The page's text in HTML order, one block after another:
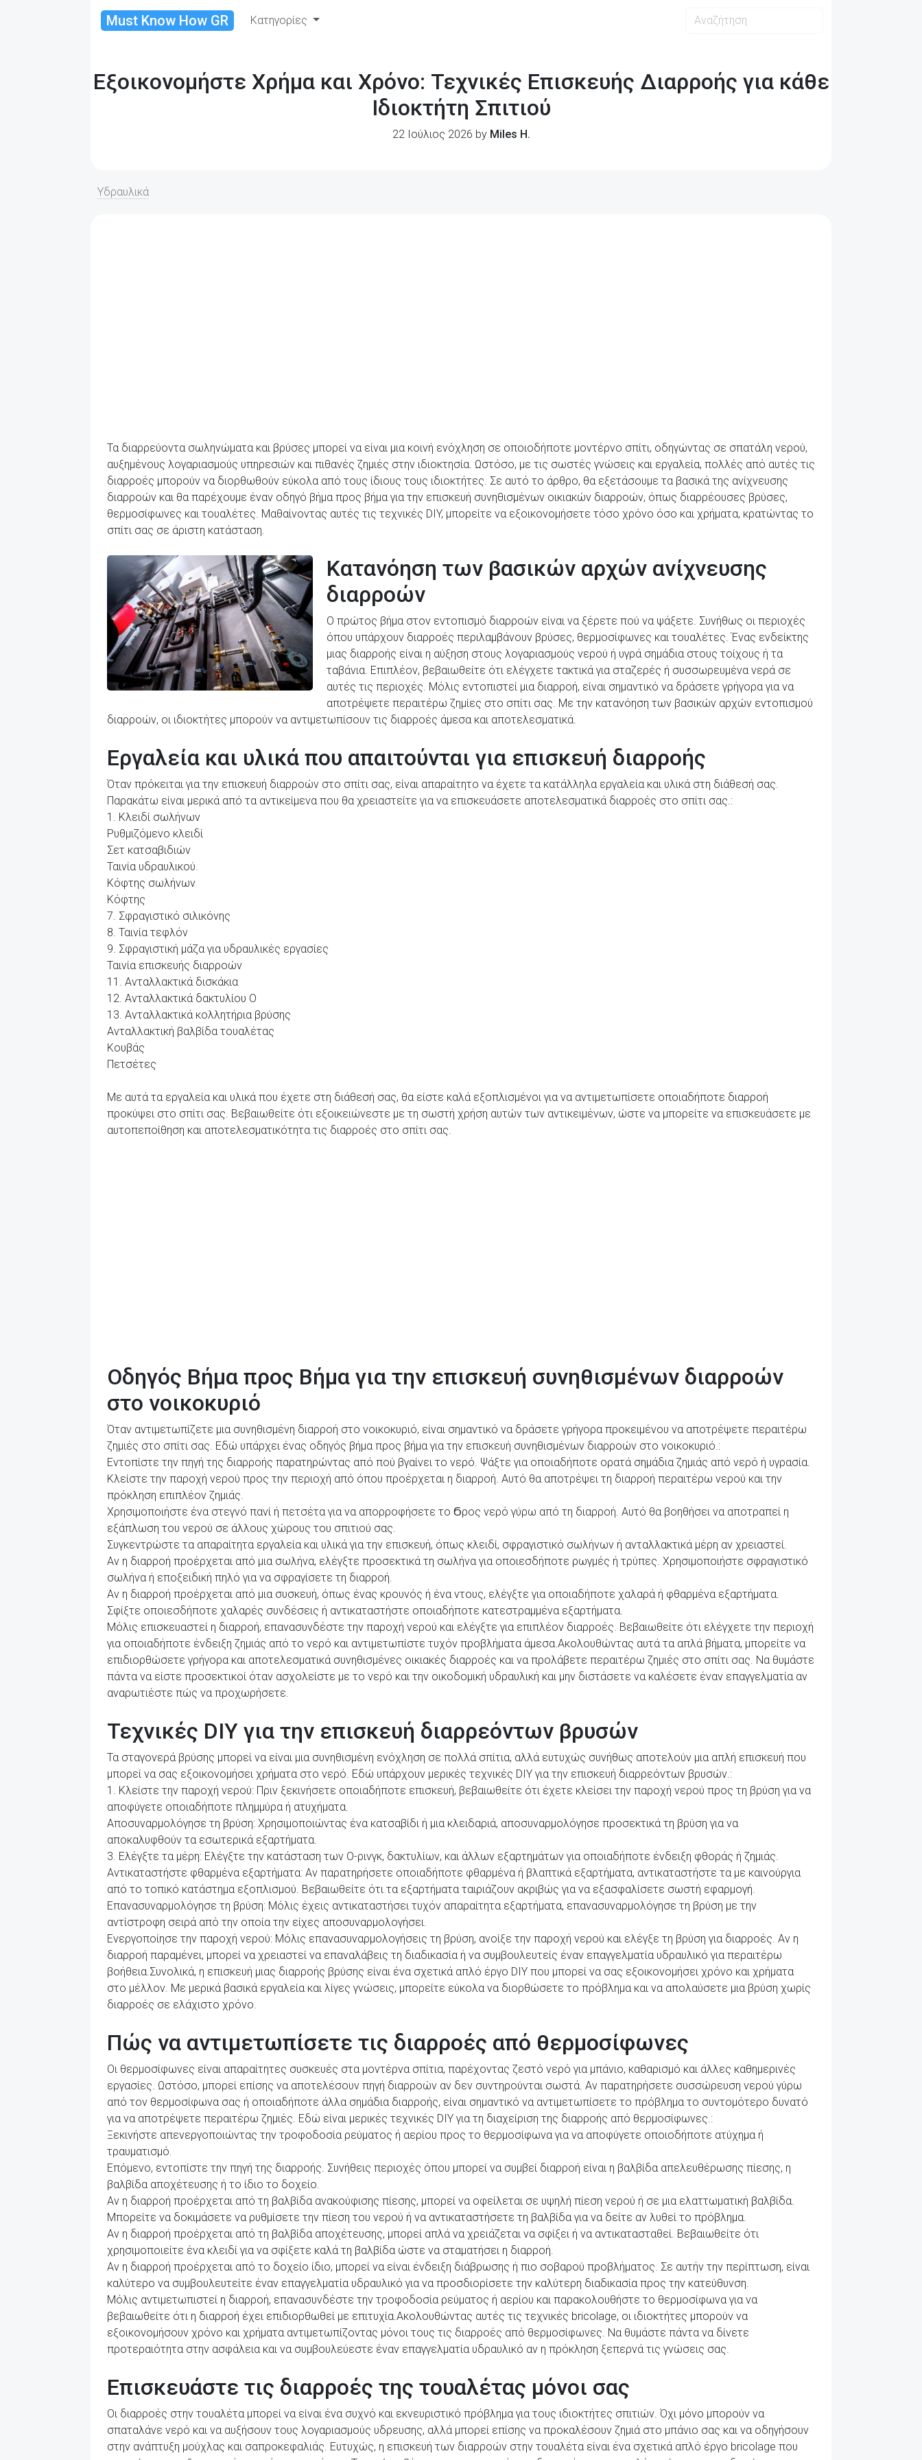
Must Know How GR Κατηγορίες
Εξοικονομήστε Χρήμα και Χρόνο: Τεχνικές Επισκευής Διαρροής για κάθε
Ιδιοκτήτη Σπιτιού
22 Ιούλιος 2026 by Miles H.
Υδραυλικά
Τα διαρρεύοντα σωληνώματα και βρύσες μπορεί να είναι μια κοινή ενόχληση σε οποιοδήποτε μοντέρνο σπίτι, οδηγώντας σε σπατάλη νερού,
αυξημένους λογαριασμούς υπηρεσιών και πιθανές ζημιές στην ιδιοκτησία. Ωστόσο, με τις σωστές γνώσεις και εργαλεία, πολλές από αυτές τις
διαρροές μπορούν να διορθωθούν εύκολα από τους ίδιους τους ιδιοκτήτες. Σε αυτό το άρθρο, θα εξετάσουμε τα βασικά της ανίχνευσης
διαρροών και θα παρέχουμε έναν οδηγό βήμα προς βήμα για την επισκευή συνηθισμένων οικιακών διαρροών, όπως διαρρέουσες βρύσες,
θερμοσίφωνες και τουαλέτες. Μαθαίνοντας αυτές τις τεχνικές DIY, μπορείτε να εξοικονομήσετε τόσο χρόνο όσο και χρήματα, κρατώντας το
σπίτι σας σε άριστη κατάσταση.
Κατανόηση των βασικών αρχών ανίχνευσης
διαρροών
Ο πρώτος βήμα στον εντοπισμό διαρροών είναι να ξέρετε πού να ψάξετε. Συνήθως οι περιοχές
όπου υπάρχουν διαρροές περιλαμβάνουν βρύσες, θερμοσίφωνες και τουαλέτες. Ένας ενδείκτης
μιας διαρροής είναι η αύξηση στους λογαριασμούς νερού ή υγρά σημάδια στους τοίχους ή τα
ταβάνια. Επιπλέον, βεβαιωθείτε ότι ελέγχετε τακτικά για σταζερές ή συσσωρευμένα νερά σε
αυτές τις περιοχές. Μόλις εντοπιστεί μια διαρροή, είναι σημαντικό να δράσετε γρήγορα για να
αποτρέψετε περαιτέρω ζημίες στο σπίτι σας. Με την κατανόηση των βασικών αρχών εντοπισμού
διαρροών, οι ιδιοκτήτες μπορούν να αντιμετωπίσουν τις διαρροές άμεσα και αποτελεσματικά.
Εργαλεία και υλικά που απαιτούνται για επισκευή διαρροής
Όταν πρόκειται για την επισκευή διαρροών στο σπίτι σας, είναι απαραίτητο να έχετε τα κατάλληλα εργαλεία και υλικά στη διάθεσή σας.
Παρακάτω είναι μερικά από τα αντικείμενα που θα χρειαστείτε για να επισκευάσετε αποτελεσματικά διαρροές στο σπίτι σας.:
1. Κλειδί σωλήνων
Ρυθμιζόμενο κλειδί
Σετ κατσαβιδιών
Ταινία υδραυλικού.
Κόφτης σωλήνων
Κόφτης
7. Σφραγιστικό σιλικόνης
8. Ταινία τεφλόν
9. Σφραγιστική μάζα για υδραυλικές εργασίες
Ταινία επισκευής διαρροών
11. Ανταλλακτικά δισκάκια
12. Ανταλλακτικά δακτυλίου O
13. Ανταλλακτικά κολλητήρια βρύσης
Ανταλλακτική βαλβίδα τουαλέτας
Κουβάς
Πετσέτες
Με αυτά τα εργαλεία και υλικά που έχετε στη διάθεσή σας, θα είστε καλά εξοπλισμένοι για να αντιμετωπίσετε οποιαδήποτε διαρροή
προκύψει στο σπίτι σας. Βεβαιωθείτε ότι εξοικειώνεστε με τη σωστή χρήση αυτών των αντικειμένων, ώστε να μπορείτε να επισκευάσετε με
αυτοπεποίθηση και αποτελεσματικότητα τις διαρροές στο σπίτι σας.
Οδηγός Βήμα προς Βήμα για την επισκευή συνηθισμένων διαρροών
στο νοικοκυριό
Όταν αντιμετωπίζετε μια συνηθισμένη διαρροή στο νοικοκυριό, είναι σημαντικό να δράσετε γρήγορα προκειμένου να αποτρέψετε περαιτέρω
ζημιές στο σπίτι σας. Εδώ υπάρχει ένας οδηγός βήμα προς βήμα για την επισκευή συνηθισμένων διαρροών στο νοικοκυριό.:
Εντοπίστε την πηγή της διαρροής παρατηρώντας από πού βγαίνει το νερό. Ψάξτε για οποιαδήποτε ορατά σημάδια ζημιάς από νερό ή υγρασία.
Κλείστε την παροχή νερού προς την περιοχή από όπου προέρχεται η διαρροή. Αυτό θα αποτρέψει τη διαρροή περαιτέρω νερού και την
πρόκληση επιπλέον ζημιάς.
Χρησιμοποιήστε ένα στεγνό πανί ή πετσέτα για να απορροφήσετε το Ϭρος νερό γύρω από τη διαρροή. Αυτό θα βοηθήσει να αποτραπεί η
εξάπλωση του νερού σε άλλους χώρους του σπιτιού σας.
Συγκεντρώστε τα απαραίτητα εργαλεία και υλικά για την επισκευή, όπως κλειδί, σφραγιστικό σωλήνων ή ανταλλακτικά μέρη αν χρειαστεί.
Αν η διαρροή προέρχεται από μια σωλήνα, ελέγξτε προσεκτικά τη σωλήνα για οποιεσδήποτε ρωγμές ή τρύπες. Χρησιμοποιήστε σφραγιστικό
σωλήνα ή εποξειδική πηλό για να σφραγίσετε τη διαρροή.
Αν η διαρροή προέρχεται από μια συσκευή, όπως ένας κρουνός ή ένα ντους, ελέγξτε για οποιαδήποτε χαλαρά ή φθαρμένα εξαρτήματα.
Σφίξτε οποιεσδήποτε χαλαρές συνδέσεις ή αντικαταστήστε οποιαδήποτε κατεστραμμένα εξαρτήματα.
Μόλις επισκευαστεί η διαρροή, επανασυνδέστε την παροχή νερού και ελέγξτε για επιπλέον διαρροές. Βεβαιωθείτε ότι ελέγχετε την περιοχή
για οποιαδήποτε ένδειξη ζημιάς από το νερό και αντιμετωπίστε τυχόν προβλήματα άμεσα.Ακολουθώντας αυτά τα απλά βήματα, μπορείτε να
επιδιορθώσετε γρήγορα και αποτελεσματικά συνηθισμένες οικιακές διαρροές και να προλάβετε περαιτέρω ζημιές στο σπίτι σας. Να θυμάστε
πάντα να είστε προσεκτικοί όταν ασχολείστε με το νερό και την οικοδομική υδραυλική και μην διστάσετε να καλέσετε έναν επαγγελματία αν
αναρωτιέστε πώς να προχωρήσετε.
Τεχνικές DIY για την επισκευή διαρρεόντων βρυσών
Τα σταγονερά βρύσης μπορεί να είναι μια συνηθισμένη ενόχληση σε πολλά σπίτια, αλλά ευτυχώς συνήθως αποτελούν μια απλή επισκευή που
μπορεί να σας εξοικονομήσει χρήματα στο νερό. Εδώ υπάρχουν μερικές τεχνικές DIY για την επισκευή διαρρεόντων βρυσών.:
1. Κλείστε την παροχή νερού: Πριν ξεκινήσετε οποιαδήποτε επισκευή, βεβαιωθείτε ότι έχετε κλείσει την παροχή νερού προς τη βρύση για να
αποφύγετε οποιαδήποτε πλημμύρα ή ατυχήματα.
Αποσυναρμολόγησε τη βρύση: Χρησιμοποιώντας ένα κατσαβίδι ή μια κλειδαριά, αποσυναρμολόγησε προσεκτικά τη βρύση για να
αποκαλυφθούν τα εσωτερικά εξαρτήματα.
3. Ελέγξτε τα μέρη: Ελέγξτε την κατάσταση των O-ρινγκ, δακτυλίων, και άλλων εξαρτημάτων για οποιαδήποτε ένδειξη φθοράς ή ζημιάς.
Αντικαταστήστε φθαρμένα εξαρτήματα: Αν παρατηρήσετε οποιαδήποτε φθαρμένα ή βλαπτικά εξαρτήματα, αντικαταστήστε τα με καινούργια
από το τοπικό κατάστημα εξοπλισμού. Βεβαιωθείτε ότι τα εξαρτήματα ταιριάζουν ακριβώς για να εξασφαλίσετε σωστή εφαρμογή.
Επανασυναρμολόγησε τη βρύση: Μόλις έχεις αντικαταστήσει τυχόν απαραίτητα εξαρτήματα, επανασυναρμολόγησε τη βρύση με την
αντίστροφη σειρά από την οποία την είχες αποσυναρμολογήσει.
Ενεργοποίησε την παροχή νερού: Μόλις επανασυναρμολογήσεις τη βρύση, ανοίξε την παροχή νερού και ελέγξε τη βρύση για διαρροές. Αν η
διαρροή παραμένει, μπορεί να χρειαστεί να επαναλάβεις τη διαδικασία ή να συμβουλευτείς έναν επαγγελματία υδραυλικό για περαιτέρω
βοήθεια.Συνολικά, η επισκευή μιας διαρροής βρύσης είναι ένα σχετικά απλό έργο DIY που μπορεί να σας εξοικονομήσει χρόνο και χρήματα
στο μέλλον. Με μερικά βασικά εργαλεία και λίγες γνώσεις, μπορείτε εύκολα να διορθώσετε το πρόβλημα και να απολαύσετε μια βρύση χωρίς
διαρροές σε ελάχιστο χρόνο.
Πώς να αντιμετωπίσετε τις διαρροές από θερμοσίφωνες
Οι θερμοσίφωνες είναι απαραίτητες συσκευές στα μοντέρνα σπίτια, παρέχοντας ζεστό νερό για μπάνιο, καθαρισμό και άλλες καθημερινές
εργασίες. Ωστόσο, μπορεί επίσης να αποτελέσουν πηγή διαρροών αν δεν συντηρούνται σωστά. Αν παρατηρήσετε συσσώρευση νερού γύρω
από τον θερμοσίφωνα σας ή οποιαδήποτε άλλα σημάδια διαρροής, είναι σημαντικό να αντιμετωπίσετε το πρόβλημα το συντομότερο δυνατό
για να αποτρέψετε περαιτέρω ζημιές. Εδώ είναι μερικές τεχνικές DIY για τη διαχείριση της διαρροής από θερμοσίφωνες.:
Ξεκινήστε απενεργοποιώντας την τροφοδοσία ρεύματος ή αερίου προς το θερμοσίφωνα για να αποφύγετε οποιοδήποτε ατύχημα ή
τραυματισμό.
Επόμενο, εντοπίστε την πηγή της διαρροής. Συνήθεις περιοχές όπου μπορεί να συμβεί διαρροή είναι η βαλβίδα απελευθέρωσης πίεσης, η
βαλβίδα αποχέτευσης ή το ίδιο το δοχείο.
Αν η διαρροή προέρχεται από τη βαλβίδα ανακούφισης πίεσης, μπορεί να οφείλεται σε υψηλή πίεση νερού ή σε μια ελαττωματική βαλβίδα.
Μπορείτε να δοκιμάσετε να ρυθμίσετε την πίεση του νερού ή να αντικαταστήσετε τη βαλβίδα για να δείτε αν λυθεί το πρόβλημα.
Αν η διαρροή προέρχεται από τη βαλβίδα αποχέτευσης, μπορεί απλά να χρειάζεται να σφίξει ή να αντικατασταθεί. Βεβαιωθείτε ότι
χρησιμοποιείτε ένα κλειδί για να σφίξετε καλά τη βαλβίδα ώστε να σταματήσει η διαρροή.
Αν η διαρροή προέρχεται από το δοχείο ίδιο, μπορεί να είναι ένδειξη διάβρωσης ή πιο σοβαρού προβλήματος. Σε αυτήν την περίπτωση, είναι
καλύτερο να συμβουλευτείτε έναν επαγγελματία υδραυλικό για να προσδιορίσετε την καλύτερη διαδικασία προς την κατεύθυνση.
Μόλις αντιμετωπιστεί η διαρροή, επανασυνδέστε την τροφοδοσία ρεύματος ή αερίου και παρακολουθήστε το θερμοσίφωνα για να
βεβαιωθείτε ότι η διαρροή έχει επιδιορθωθεί με επιτυχία.Ακολουθώντας αυτές τις τεχνικές bricolage, οι ιδιοκτήτες μπορούν να
εξοικονομήσουν χρόνο και χρήματα αντιμετωπίζοντας μόνοι τους τις διαρροές από θερμοσίφωνες. Να θυμάστε πάντα να δίνετε
προτεραιότητα στην ασφάλεια και να συμβουλεύεστε έναν επαγγελματία υδραυλικό αν η πρόκληση ξεπερνά τις γνώσεις σας.
Επισκευάστε τις διαρροές της τουαλέτας μόνοι σας
Οι διαρροές στην τουαλέτα μπορεί να είναι ένα συχνό και εκνευριστικό πρόβλημα για τους ιδιοκτήτες σπιτιών. Όχι μόνο μπορούν να
σπαταλάνε νερό και να αυξήσουν τους λογαριασμούς υδρευσης, αλλά μπορεί επίσης να προκαλέσουν ζημιά στο μπάνιο σας και να οδηγήσουν
στην ανάπτυξη μούχλας και σαπροκεφαλιάς. Ευτυχώς, η επισκευή των διαρροών στην τουαλέτα είναι ένα σχετικά απλό έργο bricolage που